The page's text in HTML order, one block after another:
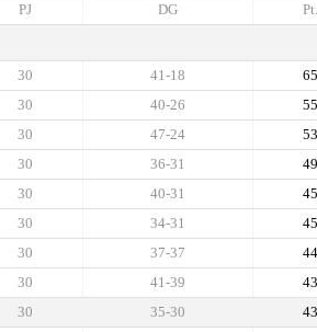
Pt.
DG
PJ
65
41-18
30
55
40-26
30
53
47-24
30
49
36-31
30
45
40-31
30
45
34-31
30
44
37-37
30
43
41-39
30
43
35-30
30